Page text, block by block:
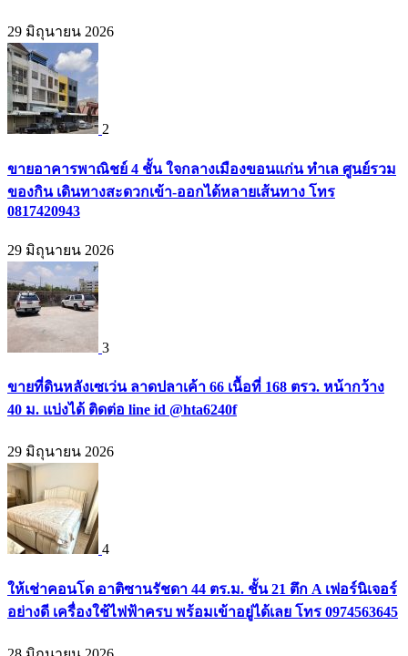
29 มิถุนายน 2026
2
ขายอาคารพาณิชย์ 4 ชั้น ใจกลางเมืองขอนแก่น ทำเล ศูนย์รวม
ของกิน เดินทางสะดวกเข้า-ออกได้หลายเส้นทาง โทร
0817420943
29 มิถุนายน 2026
3
ขายที่ดินหลังเซเว่น ลาดปลาเค้า 66 เนื้อที่ 168 ตรว. หน้ากว้าง
40 ม. แบ่งได้ ติดต่อ line id @hta6240f
29 มิถุนายน 2026
4
ให้เช่าคอนโด อาติซานรัชดา 44 ตร.ม. ชั้น 21 ตึก A เฟอร์นิเจอร์
อย่างดี เครื่องใช้ไฟฟ้าครบ พร้อมเข้าอยู่ได้เลย โทร 0974563645